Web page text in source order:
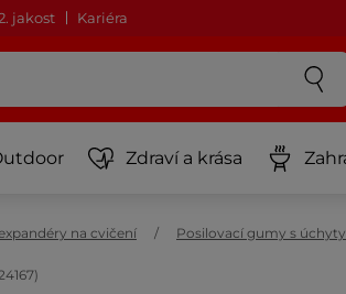
jakost Kariéra
Zdraví a krása
na cvičení Posilovací gumy s úchyty